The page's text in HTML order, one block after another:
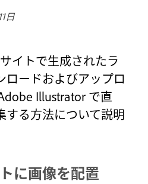
日
イトで生成されたラ
ロードおよびアップロ
Illustrator で直
する方法について説明
に画像を配置